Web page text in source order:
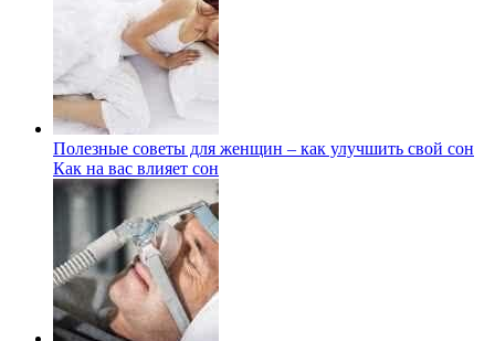
Полезные советы для женщин – как улучшить свой сон
Как на вас влияет сон